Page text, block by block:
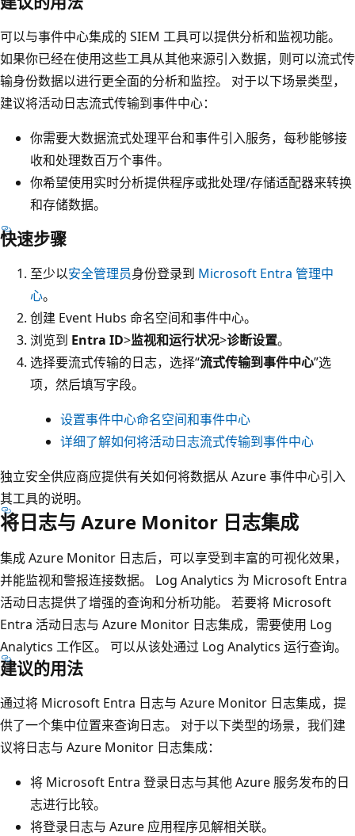
可以与事件中心集成的 SIEM 工具可以提供分析和监视功能。
如果你已经在使用这些工具从其他来源引入数据，则可以流式传
输身份数据以进行更全面的分析和监控。 对于以下场景类型，
建议将活动日志流式传输到事件中心：
你需要大数据流式处理平台和事件引入服务，每秒能够接
收和处理数百万个事件。
你希望使用实时分析提供程序或批处理/存储适配器来转换
和存储数据。
快速步骤
至少以安全管理员身份登录到 Microsoft Entra 管理中
心。
创建 Event Hubs 命名空间和事件中心。
浏览到 Entra ID>监视和运行状况>诊断设置。
选择要流式传输的日志，选择“流式传输到事件中心”选
项，然后填写字段。
设置事件中心命名空间和事件中心
详细了解如何将活动日志流式传输到事件中心
独立安全供应商应提供有关如何将数据从 Azure 事件中心引入
其工具的说明。
将日志与 Azure Monitor 日志集成
集成 Azure Monitor 日志后，可以享受到丰富的可视化效果，
并能监视和警报连接数据。 Log Analytics 为 Microsoft Entra
活动日志提供了增强的查询和分析功能。 若要将 Microsoft
Entra 活动日志与 Azure Monitor 日志集成，需要使用 Log
Analytics 工作区。 可以从该处通过 Log Analytics 运行查询。
建议的用法
通过将 Microsoft Entra 日志与 Azure Monitor 日志集成，提
供了一个集中位置来查询日志。 对于以下类型的场景，我们建
议将日志与 Azure Monitor 日志集成：
将 Microsoft Entra 登录日志与其他 Azure 服务发布的日
志进行比较。
将登录日志与 Azure 应用程序见解相关联。